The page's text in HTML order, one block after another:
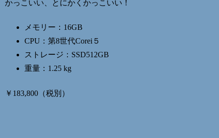
かっこいい、とにかくかっこいい！
メモリー：16GB
CPU：第8世代Corei５
ストレージ：SSD512GB
重量：1.25 kg
￥183,800（税別）